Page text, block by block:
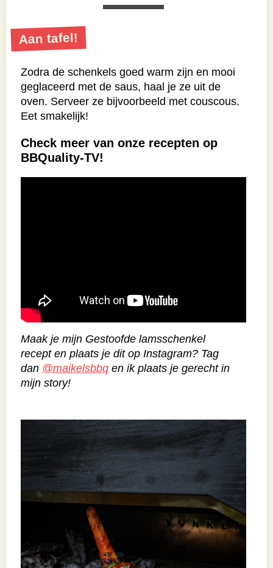
Aan tafel!
Zodra de schenkels goed warm zijn en mooi
geglaceerd met de saus, haal je ze uit de
oven. Serveer ze bijvoorbeeld met couscous.
Eet smakelijk!
Check meer van onze recepten op
BBQuality-TV!
Maak je mijn Gestoofde lamsschenkel
recept en plaats je dit op Instagram? Tag
dan @maikelsbbq en ik plaats je gerecht in
mijn story!